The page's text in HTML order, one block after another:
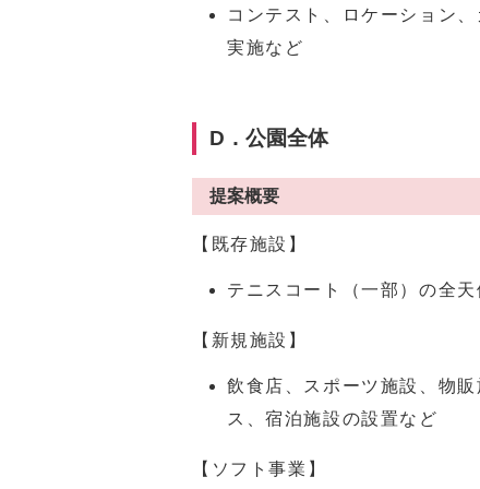
コンテスト、ロケーション
実施など
D．公園全体
提案概要
【既存施設】
テニスコート（一部）の全
【新規施設】
飲食店、スポーツ施設、物
ス、宿泊施設の設置など
【ソフト事業】